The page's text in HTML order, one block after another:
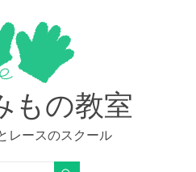
もの教室
レースのスクール